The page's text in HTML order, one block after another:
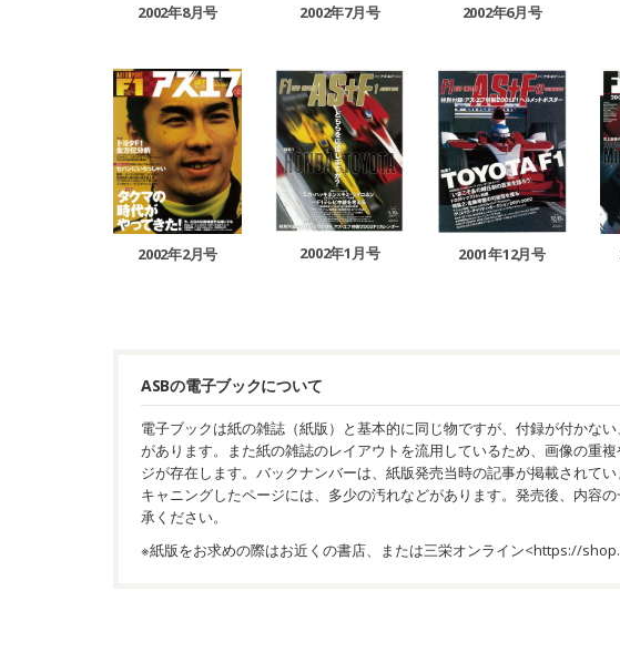
2002年8月号 2002年7月号 2002年6月号
2002年2月号 2002年1月号 2001年12月号
ASBの電子ブックについて
電子ブックは紙の雑誌（紙版）と基本的に同じ物ですが、付録が付かな
があります。また紙の雑誌のレイアウトを流用しているため、画像の重
ジが存在します。バックナンバーは、紙版発売当時の記事が掲載されて
キャニングしたページには、多少の汚れなどがあります。発売後、内容
承ください。
※紙版をお求めの際はお近くの書店、または三栄オンライン<https://